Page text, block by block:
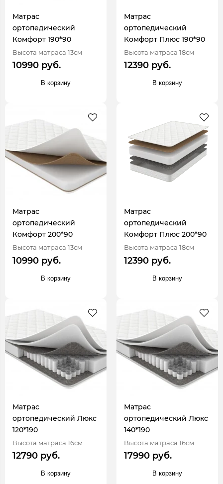
Матрас
ортопедический
Комфорт 190*90
Высота матраса 13см
10990 руб.
В корзину
Матрас
ортопедический
Комфорт Плюс 190*90
Высота матраса 18см
12390 руб.
В корзину
Матрас
ортопедический
Комфорт 200*90
Высота матраса 13см
10990 руб.
В корзину
Матрас
ортопедический
Комфорт Плюс 200*90
Высота матраса 18см
12390 руб.
В корзину
Матрас
ортопедический Люкс
120*190
Высота матраса 16см
12790 руб.
В корзину
Матрас
ортопедический Люкс
140*190
Высота матраса 16см
17990 руб.
В корзину